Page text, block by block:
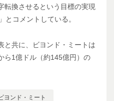
転換させるという目標の実現
とコメントしている。
と共に、ビヨンド・ミートは
ら1億ドル（約145億円）の
ヨンド・ミート